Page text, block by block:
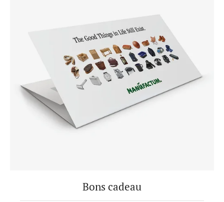
Bons cadeau